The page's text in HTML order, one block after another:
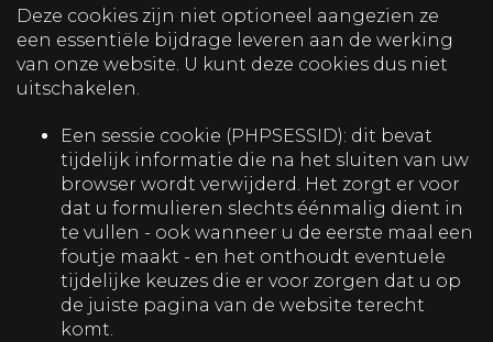
Deze cookies zijn niet optioneel aangezien ze
een essentiële bijdrage leveren aan de werking
van onze website. U kunt deze cookies dus niet
uitschakelen.
Een sessie cookie (PHPSESSID): dit bevat
tijdelijk informatie die na het sluiten van uw
browser wordt verwijderd. Het zorgt er voor
dat u formulieren slechts éénmalig dient in
te vullen - ook wanneer u de eerste maal een
foutje maakt - en het onthoudt eventuele
tijdelijke keuzes die er voor zorgen dat u op
de juiste pagina van de website terecht
komt.